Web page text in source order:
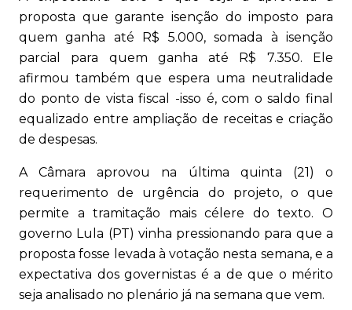
proposta que garante isenção do imposto para
quem ganha até R$ 5.000, somada à isenção
parcial para quem ganha até R$ 7.350. Ele
afirmou também que espera uma neutralidade
do ponto de vista fiscal -isso é, com o saldo final
equalizado entre ampliação de receitas e criação
de despesas.
A Câmara aprovou na última quinta (21) o
requerimento de urgência do projeto, o que
permite a tramitação mais célere do texto. O
governo Lula (PT) vinha pressionando para que a
proposta fosse levada à votação nesta semana, e a
expectativa dos governistas é a de que o mérito
seja analisado no plenário já na semana que vem.